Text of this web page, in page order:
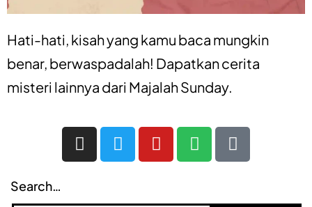
Hati-hati, kisah yang kamu baca mungkin
benar, berwaspadalah! Dapatkancerita
misteri lainnya dari Majalah Sunday.
Search…